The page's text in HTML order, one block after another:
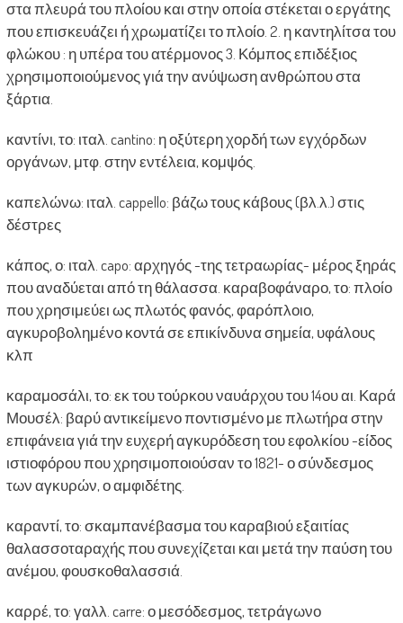
στα πλευρά του πλοίου και στην οποία στέκεται ο εργάτης
που επισκευάζει ή χρωματίζει το πλοίο. 2. η καντηλίτσα του
φλώκου : η υπέρα του ατέρμονος 3. Κόμπος επιδέξιος
χρησιμοποιούμενος γιά την ανύψωση ανθρώπου στα
ξάρτια.
καντίνι, το: ιταλ. cantino: η οξύτερη χορδή των εγχόρδων
οργάνων, μτφ. στην εντέλεια, κομψός.
καπελώνω: ιταλ. cappello: βάζω τους κάβους (βλ.λ.) στις
δέστρες
κάπος, ο: ιταλ. capo: αρχηγός -της τετραωρίας- μέρος ξηράς
που αναδύεται από τη θάλασσα. καραβοφάναρο, το: πλοίο
που χρησιμεύει ως πλωτός φανός, φαρόπλοιο,
αγκυροβολημένο κοντά σε επικίνδυνα σημεία, υφάλους
κλπ
καραμοσάλι, το: εκ του τούρκου ναυάρχου του 14ου αι. Καρά
Μουσέλ: βαρύ αντικείμενο ποντισμένο με πλωτήρα στην
επιφάνεια γιά την ευχερή αγκυρόδεση του εφολκίου -είδος
ιστιοφόρου που χρησιμοποιούσαν το 1821- ο σύνδεσμος
των αγκυρών, ο αμφιδέτης.
καραντί, το: σκαμπανέβασμα του καραβιού εξαιτίας
θαλασσοταραχής που συνεχίζεται και μετά την παύση του
ανέμου, φουσκοθαλασσιά.
καρρέ, το: γαλλ. carre: ο μεσόδεσμος, τετράγωνο